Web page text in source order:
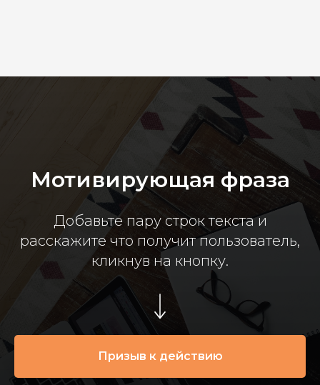
Мотивирующая фраза
Добавьте пару строк текста и
расскажите что получит пользователь,
кликнув на кнопку.
Призыв к действию